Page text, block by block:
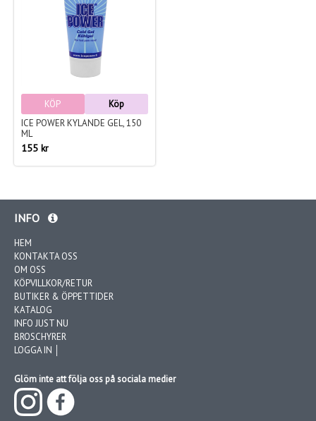
KÖP
Köp
ICE POWER KYLANDE GEL, 150
ML
155 kr
INFO
HEM
KONTAKTA OSS
OM OSS
KÖPVILLKOR/RETUR
BUTIKER & ÖPPETTIDER
KATALOG
INFO JUST NU
BROSCHYRER
LOGGA IN │
Glöm inte att följa oss på sociala medier